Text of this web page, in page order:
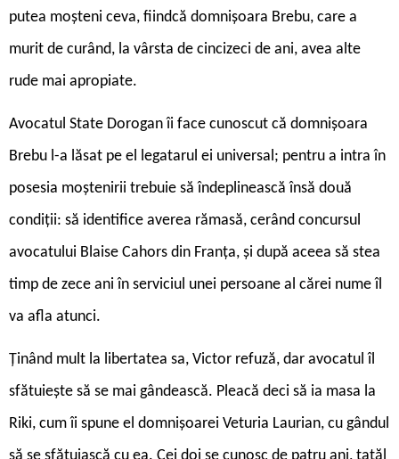
putea moșteni ceva, fiindcă domnișoara Brebu, care a
murit de curând, la vârsta de cincizeci de ani, avea alte
rude mai apropiate.
Avocatul State Dorogan îi face cunoscut că domnișoara
Brebu l-a lăsat pe el legatarul ei universal; pentru a intra în
posesia moștenirii trebuie să îndeplinească însă două
condiții: să identifice averea rămasă, cerând concursul
avocatului Blaise Cahors din Franța, și după aceea să stea
timp de zece ani în serviciul unei persoane al cărei nume îl
va afla atunci.
Ținând mult la libertatea sa, Victor refuză, dar avocatul îl
sfătuiește să se mai gândească. Pleacă deci să ia masa la
Riki, cum îi spune el domnișoarei Veturia Laurian, cu gândul